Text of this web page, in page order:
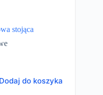
stojąca
Dodaj do koszyka